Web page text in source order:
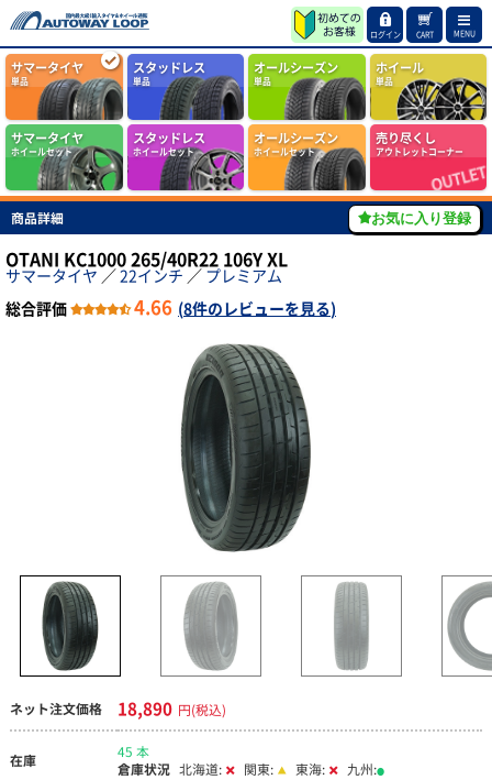
ログイン CART MENU
サマータイヤ
単品
スタッドレス
単品
オールシーズン
単品
ホイール
単品
サマータイヤ
ホイールセット
スタッドレス
ホイールセット
オールシーズン
ホイールセット
売り尽くし
アウトレットコーナー
商品詳細 お気に入り登録
OTANI KC1000 265/40R22 106Y XL
サマータイヤ ／22インチ ／ プレミアム
総合評価
4.66 (8件のレビューを見る)
ネット注文価格 18,890 円(税込)
在庫
45 本
倉庫状況 北海道: 関東: 東海: 九州: